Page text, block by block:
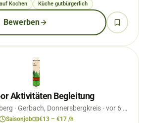
Kochen Küche gutbürgerlich
Bewerben
Aktivitäten Begleitung
· Gerbach, Donnersbergkreis · vor 6 Monaten
Saisonjob €13 – €17 /h